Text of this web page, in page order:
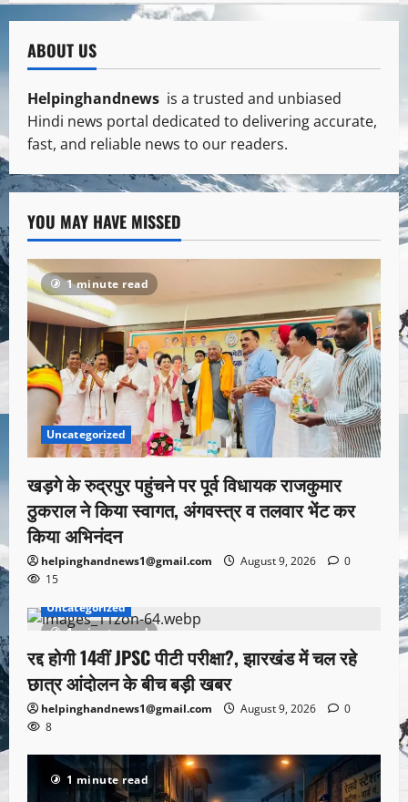
ABOUT US
Helpinghandnews is a trusted and unbiased
Hindi news portal dedicated to delivering accurate,
fast, and reliable news to our readers.
YOU MAY HAVE MISSED
1 minute read
Uncategorized
खड़गे के रुद्रपुर पहुंचने पर पूर्व विधायक राजकुमार
ठुकराल ने किया स्वागत, अंगवस्त्र व तलवार भेंट कर
किया अभिनंदन
helpinghandnews1@gmail.com August 9, 2026
0
15
1 minute read
Uncategorized
रद्द होगी 14वीं JPSC पीटी परीक्षा?, झारखंड में चल रहे
छात्र आंदोलन के बीच बड़ी खबर
helpinghandnews1@gmail.com August 9, 2026
0
8
1 minute read